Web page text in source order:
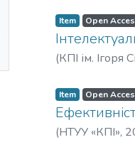
Item Open
(КПІ ім. Ігоря
Item Open
(НТУУ «КПІ»,